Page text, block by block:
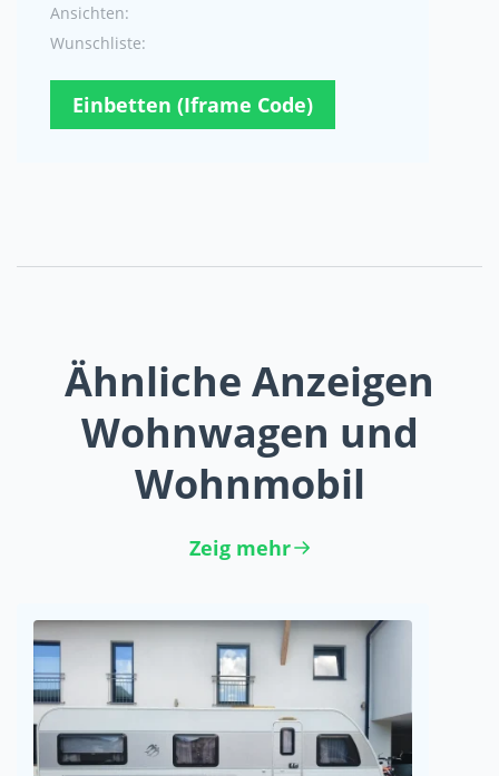
Ansichten:
Wunschliste:
Einbetten (Iframe Code)
Ähnliche Anzeigen
Wohnwagen und
Wohnmobil
Zeig mehr